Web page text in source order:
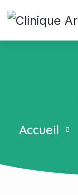
Accueil